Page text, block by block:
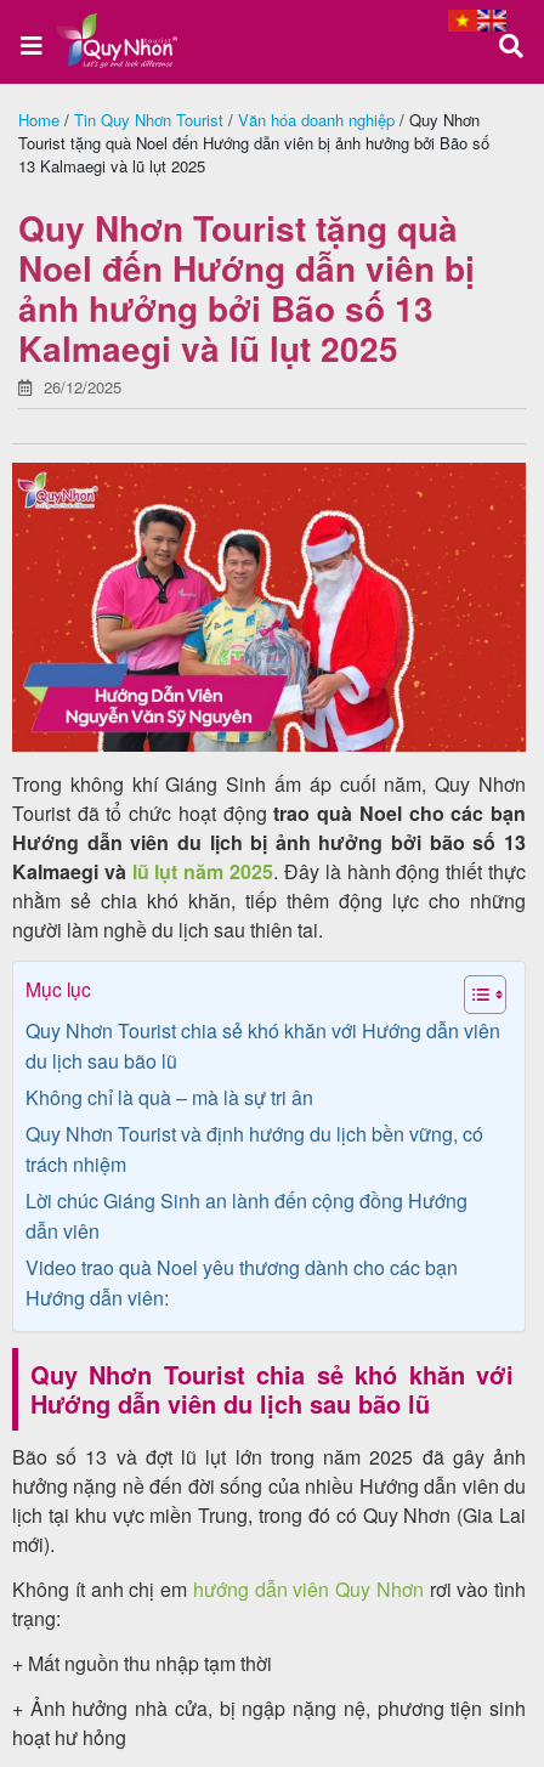
Trang
Tour
Quy
Nhơn
Tour
Phú
Yên
Tour
trong
nước
Combo
Quy
Nhơn
Lịch
khởi
hành
Tin
du
Quy
Tourist
nhận
khách
Home / Tin Quy Nhơn Tourist / Văn hóa doanh nghiệp / Quy Nhơn
Tourist tặng quà Noel đến Hướng dẫn viên bị ảnh hưởng bởi Bão số
13 Kalmaegi và lũ lụt 2025
Quy Nhơn Tourist tặng quà
Noel đến Hướng dẫn viên bị
ảnh hưởng bởi Bão số 13
Kalmaegi và lũ lụt 2025
26/12/2025
Trong không khí Giáng Sinh ấm áp cuối năm, Quy Nhơn
Tourist đã tổ chức hoạt độngtrao quà Noel cho các bạn
Hướng dẫn viên du lịch bị ảnh hưởng bởi bão số 13
Kalmaegi và lũ lụt năm 2025. Đây là hành động thiết thực
nhằm sẻ chia khó khăn, tiếp thêm động lực cho những
người làm nghề du lịch sau thiên tai.
Mục lục
Quy Nhơn Tourist chia sẻ khó khăn với Hướng dẫn viên
du lịch sau bão lũ
Không chỉ là quà – mà là sự tri ân
Quy Nhơn Tourist và định hướng du lịch bền vững, có
trách nhiệm
Lời chúc Giáng Sinh an lành đến cộng đồng Hướng
dẫn viên
Video trao quà Noel yêu thương dành cho các bạn
Hướng dẫn viên:
Quy Nhơn Tourist chia sẻ khó khăn với
Hướng dẫn viên du lịch sau bão lũ
Bão số 13 và đợt lũ lụt lớn trong năm 2025 đã gây ảnh
hưởng nặng nề đến đời sống của nhiều Hướng dẫn viên du
lịch tại khu vực miền Trung, trong đó có Quy Nhơn (Gia Lai
mới).
Không ít anh chị em hướng dẫn viên Quy Nhơn rơi vào tình
trạng:
+ Mất nguồn thu nhập tạm thời
+ Ảnh hưởng nhà cửa, bị ngập nặng nệ, phương tiện sinh
hoạt hư hỏng